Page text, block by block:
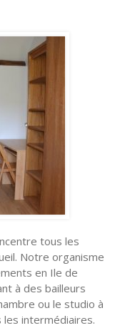
tous les
Notre organisme
en Ile de
à des bailleurs
ou le studio à
les intermédiaires.